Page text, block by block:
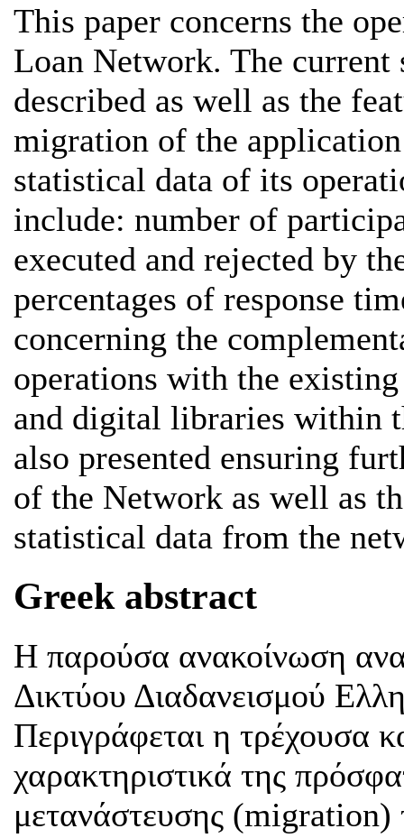
This paper concerns the
Loan Network. The
described as well as the
migration of the
statistical data of its
include: number of
executed and rejected by
percentages of response
concerning the
operations with the
and digital libraries within
also presented ensuring
of the Network as well as
statistical data from the
Greek abstract
Η παρούσα ανακοίνωση
Δικτύου Διαδανεισμού
Περιγράφεται η τρέχουσα
χαρακτηριστικά της
μετανάστευσης (migration)